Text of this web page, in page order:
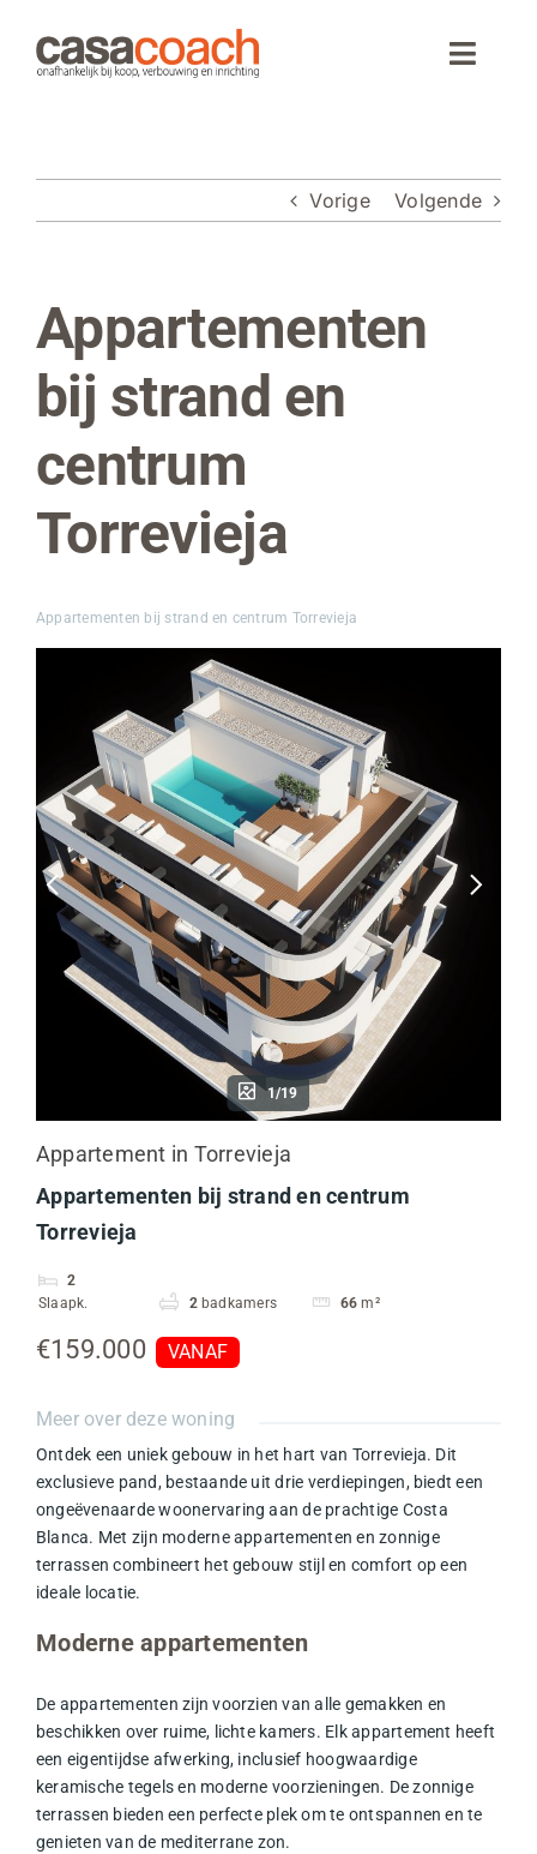
naar
inhoud
Toggle
Wonen in Spanje
Webinar
Over CasaCoach
Vorige Volgende
Bekijk
grotere
afbeelding
Appartementen
bij strand en
centrum
Torrevieja
Appartementen bij strand en centrum Torrevieja
1/19
Appartement in Torrevieja
Appartementen bij strand en centrum
Torrevieja
2
Slaapk.
2 badkamers 66 m²
€159.000 VANAF
Meer over deze woning
Ontdek een uniek gebouw in het hart van Torrevieja. Dit
exclusieve pand, bestaande uit drie verdiepingen, biedt een
ongeëvenaarde woonervaring aan de prachtige Costa
Blanca. Met zijn moderne appartementen en zonnige
terrassen combineert het gebouw stijl en comfort op een
ideale locatie.
Moderne appartementen
De appartementen zijn voorzien van alle gemakken en
beschikken over ruime, lichte kamers. Elk appartement heeft
een eigentijdse afwerking, inclusief hoogwaardige
keramische tegelsen moderne voorzieningen. De zonnige
terrassen bieden een perfecte plek om te ontspannen en te
genieten van de mediterrane zon.